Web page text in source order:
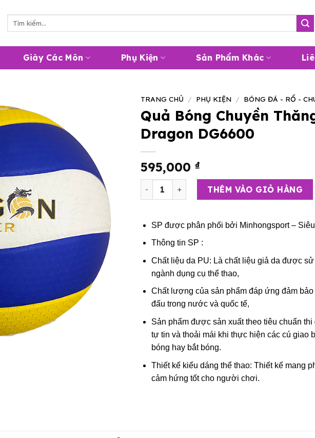
Tìm
Giày Các Môn Phụ Kiện Sản Phẩm Khác
TRANG CHỦ / PHỤ KIỆN / BÓNG ĐÁ - RỔ -
Quả Bóng Chuyền
Dragon DG6600
595,000 ₫
Quả Bóng Chuyền Thăng Long - Dragon
THÊM VÀO GIỎ HÀNG
SP được phân phối bởi Minhongsport –
Thông tin SP :
Chất liệu da PU: Là chất liệu giả da được
ngành dụng cụ thể thao,
Chất lượng của sản phẩm đáp ứng đảm
đấu trong nước và quốc tế,
Sản phẩm được sản xuất theo tiêu chuẩn
tự tin và thoải mái khi thực hiện các cú giao
bóng hay bắt bóng.
Thiết kế kiểu dáng thể thao: Thiết kế mang
cảm hứng tốt cho người chơi.